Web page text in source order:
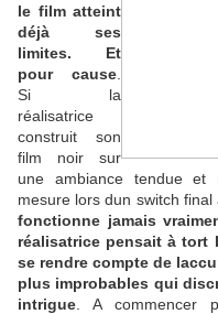
le film atteint
déjà ses
limites. Et
pour cause
Si la
réalisatrice
construit son
film noir sur
une ambiance tendue et
mesure lors dun switch
fonctionne jamais
réalisatrice pensait à tort
se rendre compte de
plus improbables qui
intrigue . A commencer